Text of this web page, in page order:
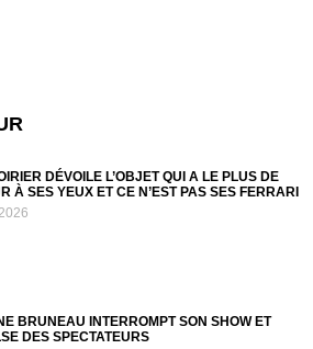
DÉVOILE L’OBJET QUI A LE PLUS DE
À SES YEUX ET CE N’EST PAS SES FERRARI
BRUNEAU INTERROMPT SON SHOW ET
DES SPECTATEURS